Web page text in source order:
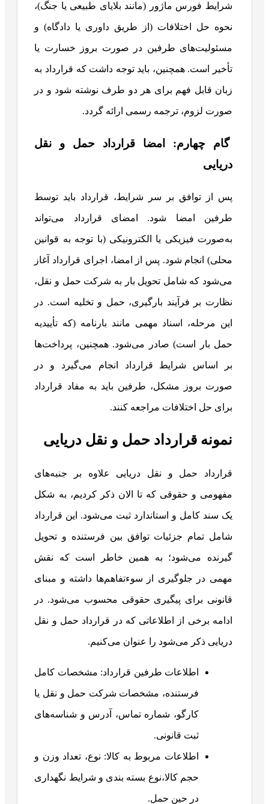
شرایط فورس ماژور (مانند بلایای طبیعی یا جنگ)،
نحوه حل اختلافات (از طریق داوری یا دادگاه) و
مسئولیت‌های طرفین در صورت بروز خسارت یا
تأخیر است. همچنین، باید توجه داشت که قرارداد به
زبان قابل فهم برای هر دو طرف نوشته شود و در
صورت لزوم، ترجمه رسمی ارائه گردد.
گام چهارم: امضا قرارداد حمل‌ و نقل
دریایی
پس از توافق بر سر شرایط، قرارداد باید توسط
طرفین امضا شود. امضای قرارداد می‌تواند
به‌صورت فیزیکی یا الکترونیکی (با توجه به قوانین
محلی) انجام شود. پس از امضا، اجرای قرارداد آغاز
می‌شود که شامل تحویل بار به شرکت حمل‌ و نقل،
نظارت بر فرآیند بارگیری، حمل و تخلیه است. در
این مرحله، اسناد مهمی مانند بارنامه (که تأییدیه
حمل بار است) صادر می‌شود. همچنین، پرداخت‌ها
بر اساس شرایط قرارداد انجام می‌گیرد و در
صورت بروز مشکل، طرفین باید به مفاد قرارداد
برای حل اختلافات مراجعه کنند.
نمونه قرارداد حمل و نقل دریایی
قرارداد حمل و نقل دریایی علاوه بر جنبه‌های
مفهومی و حقوقی که تا الان ذکر کردیم، به شکل
یک سند کامل و استاندارد ثبت می‌شود. این قرارداد
شامل تمام جزئیات توافق بین فرستنده و تحویل
گیرنده می‌شود؛ به همین خاطر است که نقش
مهمی در جلوگیری از سوءتفاهم‌ها داشته و مبنای
قانونی برای پیگیری حقوقی محسوب می‌شود. در
ادامه برخی از اطلاعاتی که در قرارداد حمل و نقل
دریایی ذکر می‌شود را عنوان می‌کنیم.
اطلاعات طرفین قرارداد: مشخصات کامل
فرستنده، مشخصات شرکت حمل و نقل یا
کارگو، شماره تماس، آدرس و شناسه‌های
ثبت قانونی.
اطلاعات مربوط به کالا: نوع، تعداد وزن و
حجم کالا،نوع بسته بندی و شرایط نگهداری
در حین حمل.